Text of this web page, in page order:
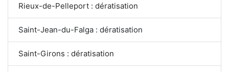
Rieux-de-Pelleport : dératisation
Saint-Jean-du-Falga : dératisation
Saint-Girons : dératisation